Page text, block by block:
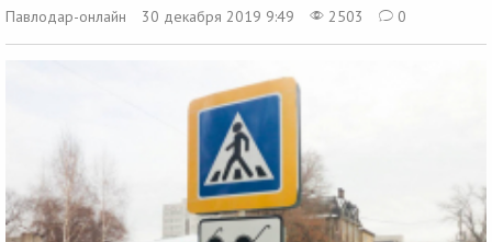
Павлодар-онлайн
30 декабря 2019 9:49 2503 0